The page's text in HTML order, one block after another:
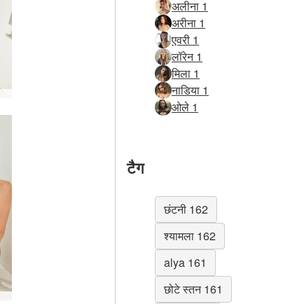
अलीना 1
अरीना 1
एवरी 1
लॉरेन 1
मिला 1
नाडिया 1
ओले 1
टैग
छंटनी 162
श्यामला 162
alya 161
छोटे स्तन 161